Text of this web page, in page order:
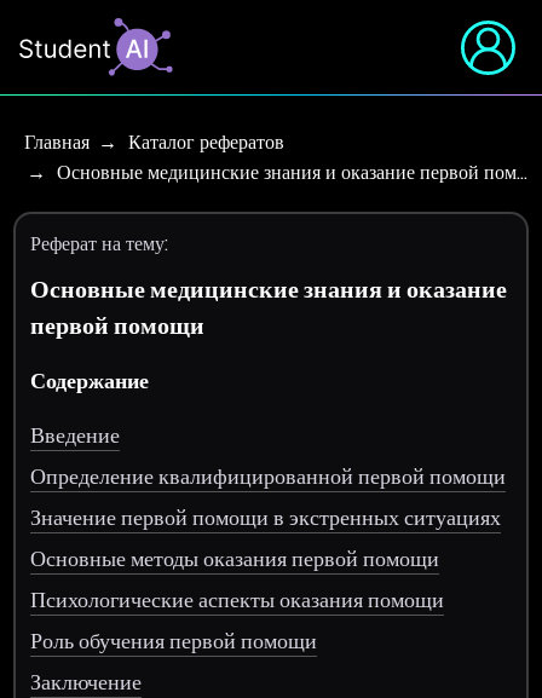
Главная
Каталог рефератов
Основные медицинские знания и оказание первой пом…
Реферат на тему:
Основные медицинские знания и оказание
первой помощи
Содержание
Введение
Определение квалифицированной первой помощи
Значение первой помощи в экстренных ситуациях
Основные методы оказания первой помощи
Психологические аспекты оказания помощи
Роль обучения первой помощи
Заключение